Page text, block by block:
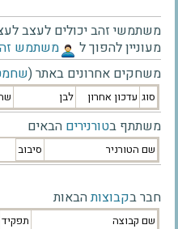
משתמשי זהב יכולים לעצב
מעוניין להפוך ל
‫משתמש
משחקים אחרונים באתר (
סוג עדכון אחרון לבן
משתתף בטורנירים הבאים
שם הטורניר סיבוב
חבר בקבוצותהבאות
שם קבוצה
תפקיד